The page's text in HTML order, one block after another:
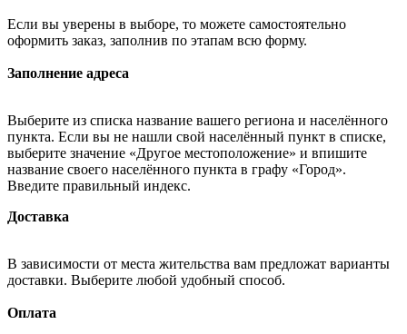
Если вы уверены в выборе, то можете самостоятельно
оформить заказ, заполнив по этапам всю форму.
Заполнение адреса
Выберите из списка название вашего региона и населённого
пункта. Если вы не нашли свой населённый пункт в списке,
выберите значение «Другое местоположение» и впишите
название своего населённого пункта в графу «Город».
Введите правильный индекс.
Доставка
В зависимости от места жительства вам предложат варианты
доставки. Выберите любой удобный способ.
Оплата